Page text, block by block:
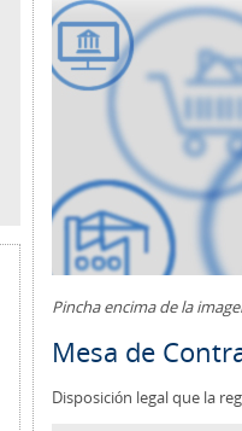
Pincha encima de la
Mesa de
Disposición legal que la